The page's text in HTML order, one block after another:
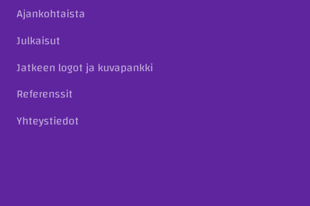
Ajankohtaista
Julkaisut
Jatkeen logot ja kuvapankki
Referenssit
Yhteystiedot